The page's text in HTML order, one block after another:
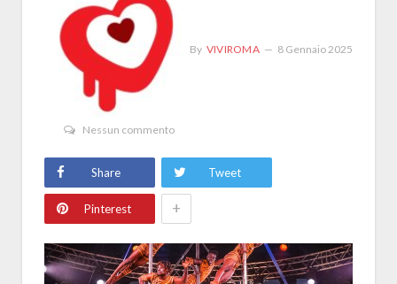
By VIVIROMA 8 Gennaio 2025
Nessun commento
Share Tweet
Pinterest +